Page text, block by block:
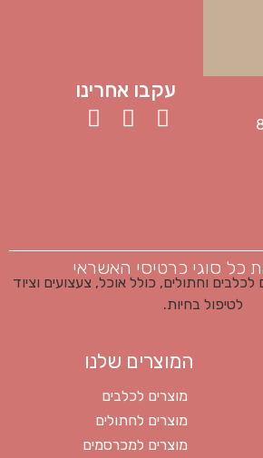
עקבו אחרינו
כל סוגי כרטיסי האשראי
המוצרים שלנו
מוצרים לכלבים
מוצרים לחתולים
מוצרים למכרסמים